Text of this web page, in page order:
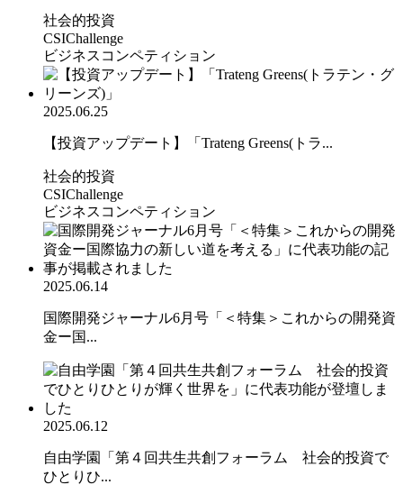
社会的投資
CSIChallenge
ビジネスコンペティション
2025.06.25
【投資アップデート】「Trateng Greens(トラ...
社会的投資
CSIChallenge
ビジネスコンペティション
2025.06.14
国際開発ジャーナル6月号「＜特集＞これからの開発資
金ー国...
2025.06.12
自由学園「第４回共生共創フォーラム 社会的投資で
ひとりひ...